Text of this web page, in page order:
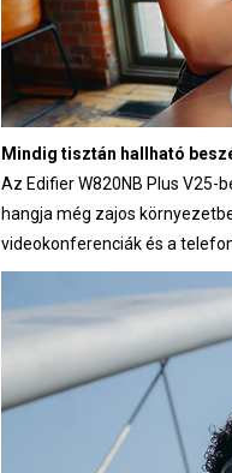
Mindig tisztán hallható
Az Edifier W820NB Plus
hangja még zajos
videokonferenciák és a